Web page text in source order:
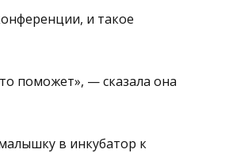
и такое
поможет», — сказала она
в инкубатор к